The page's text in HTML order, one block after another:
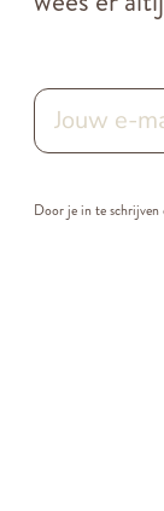
Door je in te schrijven